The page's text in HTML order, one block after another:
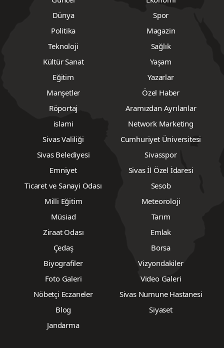
Dünya
Spor
Politika
Magazin
Teknoloji
Sağlık
Kültür Sanat
Yaşam
Eğitim
Yazarlar
Manşetler
Özel Haber
Röportaj
Aramızdan Ayrılanlar
islami
Network Marketing
Sivas Valiliği
Cumhuriyet Üniversitesi
Sivas Belediyesi
Sivasspor
Emniyet
Sivas İl Özel İdaresi
Ticaret ve Sanayi Odası
Sesob
Milli Eğitim
Meteoroloji
Müsiad
Tarım
Ziraat Odası
Emlak
Çedaş
Borsa
Biyografiler
Vizyondakiler
Foto Galeri
Video Galeri
Nöbetçi Eczaneler
Sivas Numune Hastanesi
Blog
Siyaset
Jandarma